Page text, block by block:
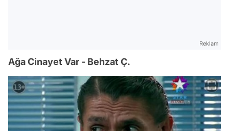
Reklam
Ağa Cinayet Var - Behzat Ç.